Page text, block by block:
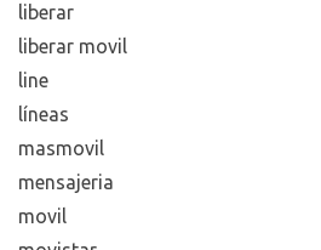
liberar
liberar movil
line
líneas
masmovil
mensajeria
movil